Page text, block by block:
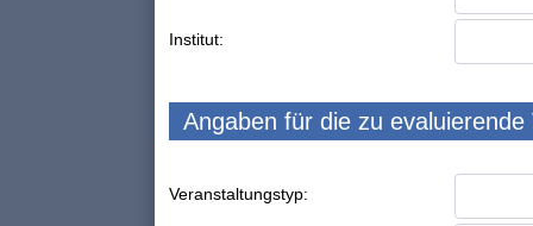
Institut:
Angaben für die zu evaluierende
Veranstaltungstyp: